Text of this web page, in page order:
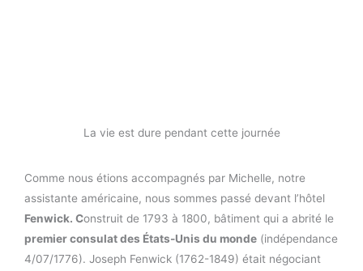
La vie est dure pendant cette journée
Comme nous étions accompagnés par Michelle, notre
assistante américaine, nous sommes passé devant l’hôtel
Fenwick. Construit de 1793 à 1800, bâtiment qui a abrité le
premier consulat des États-Unis du monde (indépendance
4/07/1776). Joseph Fenwick (1762-1849) était négociant